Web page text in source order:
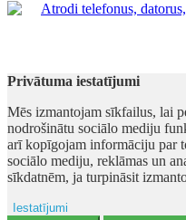
Privātuma iestatījumi
Mēs izmantojam sīkfailus, lai
nodrošinātu sociālo mediju
arī kopīgojam informāciju par
sociālo mediju, reklāmas un
sīkdatnēm, ja turpināsit
Iestatījumi